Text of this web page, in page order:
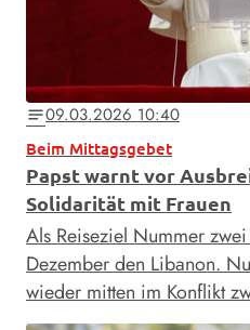
notes09.03.2026 10:40
Beim Mittagsgebet
Papst warnt vor
Solidarität mit Frauen
Als Reiseziel Nummer
Dezember den Libanon.
wieder mitten im Konflikt